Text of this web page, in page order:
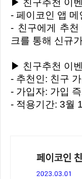
▶ 친구추천 이
- 페이코인 앱 메
- 친구에게 추
크를 통해 신규
▶ 친구추천 이
- 추천인: 친구
- 가입자: 가입
- 적용기간: 3월